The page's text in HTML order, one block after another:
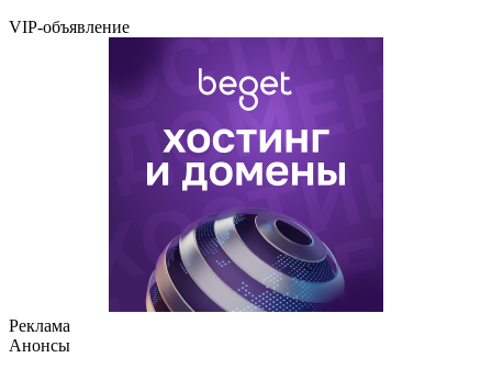
VIP-объявление
Реклама
Анонсы